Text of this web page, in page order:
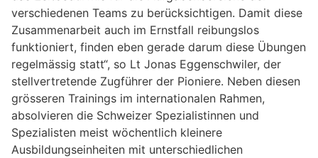
verschiedenen Teams zu berücksichtigen. Damit diese
Zusammenarbeit auch im Ernstfall reibungslos
funktioniert, finden eben gerade darum diese Übungen
regelmässig statt“, so Lt Jonas Eggenschwiler, der
stellvertretende Zugführer der Pioniere. Neben diesen
grösseren Trainings im internationalen Rahmen,
absolvieren die Schweizer Spezialistinnen und
Spezialisten meist wöchentlich kleinere
Ausbildungseinheiten mit unterschiedlichen